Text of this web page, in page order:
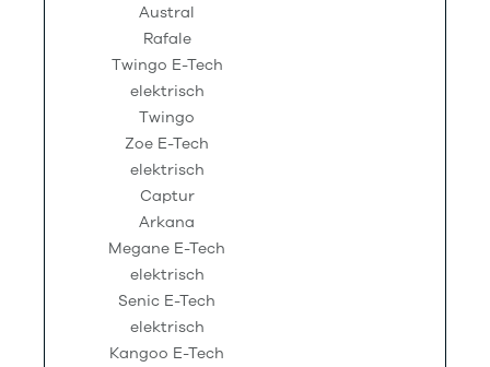
Austral
Rafale
Twingo E-Tech
elektrisch
Twingo
Zoe E-Tech
elektrisch
Captur
Arkana
Megane E-Tech
elektrisch
Senic E-Tech
elektrisch
Kangoo E-Tech